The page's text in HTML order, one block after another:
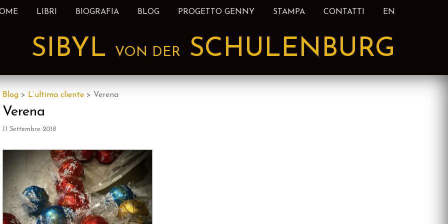
LIBRI BIOGRAFIA BLOG PROGETTO GENNY STAMPA CONTATTI EN
SIBYL VON DER SCHULENBURG
Blog > L’ultima cliente > Verena
Verena
11 Settembre 2018